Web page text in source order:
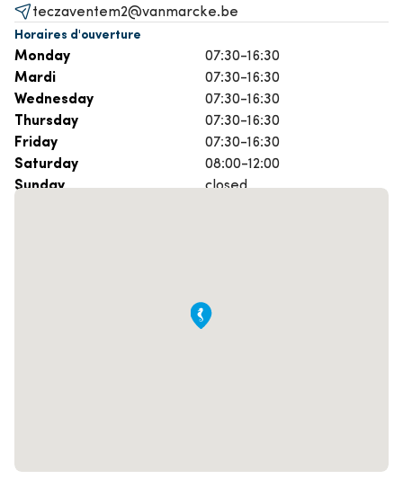
teczaventem2@vanmarcke.be
Horaires d'ouverture
Monday 07:30-16:30
Mardi 07:30-16:30
Wednesday 07:30-16:30
Thursday 07:30-16:30
Friday 07:30-16:30
Saturday 08:00-12:00
Sunday closed